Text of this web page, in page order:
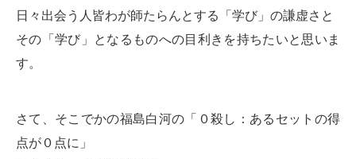
日々出会う人皆わが師たらんとする「学び」の謙虚さと
その「学び」となるものへの目利きを持ちたいと思いま
す。
さて、そこでかの福島白河の「０殺し：あるセットの得
点が０点に」